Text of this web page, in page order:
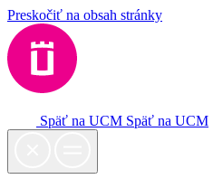
Preskočiť na obsah stránky
Späť na UCM Späť na UCM